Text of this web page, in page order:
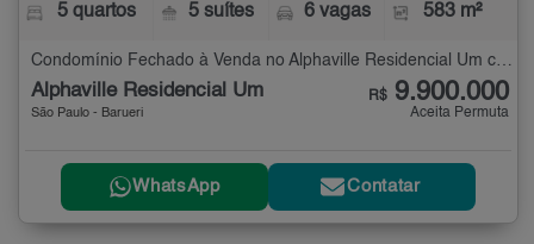
5 quartos 5 suítes 6 vagas 583 m²
Alphaville Residencial Um
São Paulo - Barueri
R$ 9.900.000
Aceita Permuta
WhatsApp Contatar